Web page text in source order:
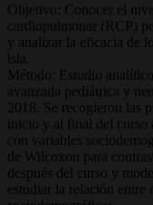
Objetivo: Conocer el
cardiopulmonar (RCP)
y analizar la eficacia de
isla.
Método: Estudio
avanzada pediátrica y
2018. Se recogieron las
inicio y al final del curso
con variables
de Wilcoxon para
después del curso y
estudiar la relación entre